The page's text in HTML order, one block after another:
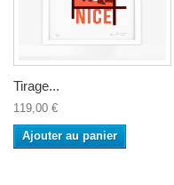
Tirage...
119,00 €
Ajouter au panier